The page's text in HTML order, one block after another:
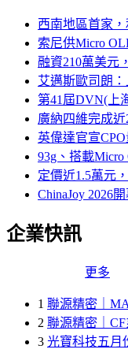
西南地區首家
索尼供Micro
融資210萬美元
艾邁斯歐司朗
第41屆DVN(上
廣納四維完成
英偉達官宣
93g、搭載
定價近1.5萬元
ChinaJoy 2026
企業快訊
更多
1 聯源精密｜
2 聯源精密｜
3 光寶科技五月